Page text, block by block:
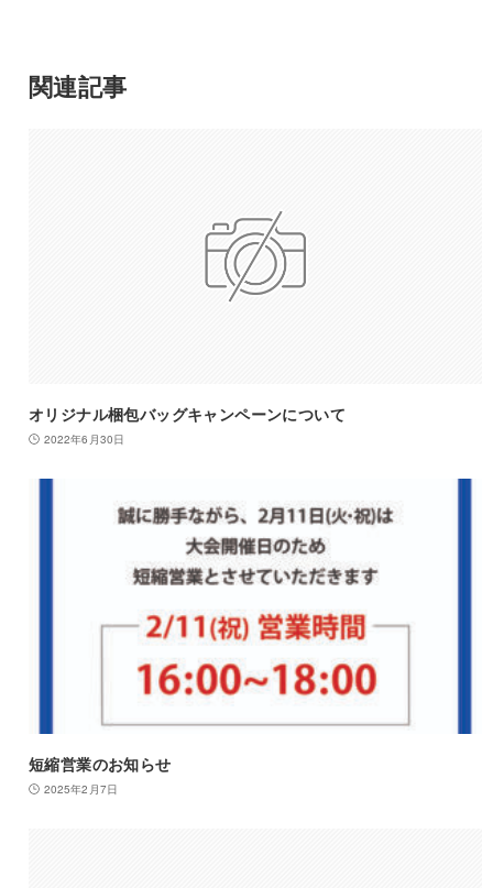
関連記事
オリジナル梱包バッグキャンペーンについて
2022年6月30日
短縮営業のお知らせ
2025年2月7日